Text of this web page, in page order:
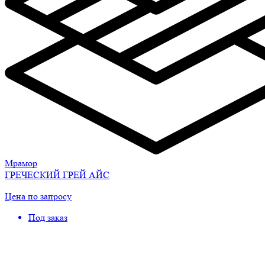
Мрамор
ГРЕЧЕСКИЙ ГРЕЙ АЙС
Цена по запросу
Под заказ